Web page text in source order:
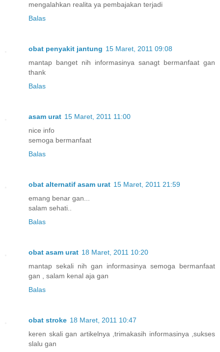
mengalahkan realita ya pembajakan terjadi
Balas
obat penyakit jantung 15 Maret, 2011 09:08
mantap banget nih informasinya sanagt bermanfaat gan
thank
Balas
asam urat 15 Maret, 2011 11:00
nice info
semoga bermanfaat
Balas
obat alternatif asam urat 15 Maret, 2011 21:59
emang benar gan...
salam sehati..
Balas
obat asam urat 18 Maret, 2011 10:20
mantap sekali nih gan informasinya semoga bermanfaat
gan , salam kenal aja gan
Balas
obat stroke 18 Maret, 2011 10:47
keren skali gan artikelnya ,trimakasih informasinya ,sukses
slalu gan